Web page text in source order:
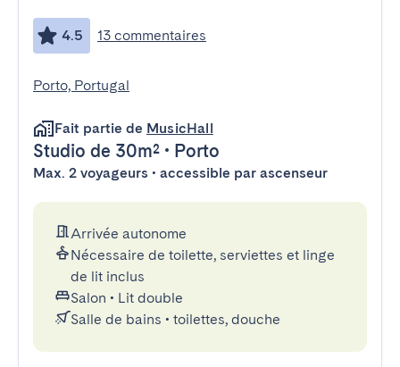
4.5 13 commentaires
Porto, Portugal
Fait partie de MusicHall
Studio de 30m² • Porto
Max. 2 voyageurs • accessible par ascenseur
Arrivée autonome
Nécessaire de toilette, serviettes et linge
de lit inclus
Salon • Lit double
Salle de bains • toilettes, douche